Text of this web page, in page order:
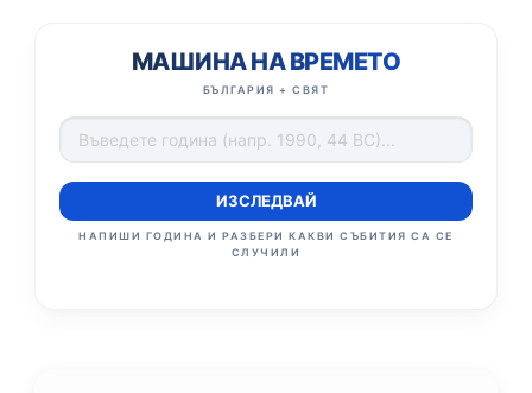
МАШИНА НА ВРЕМЕТО
БЪЛГАРИЯ + СВЯТ
ИЗСЛЕДВАЙ
НАПИШИ ГОДИНА И РАЗБЕРИ КАКВИ СЪБИТИЯ СА СЕ
СЛУЧИЛИ